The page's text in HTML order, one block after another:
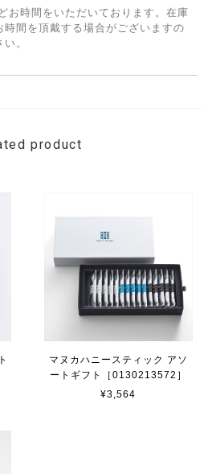
お時間をいただいております。在庫
間を頂戴する場合がございますの
。
product
マヌカハニースティック アソ
ートギフト［0130213572］
¥3,564